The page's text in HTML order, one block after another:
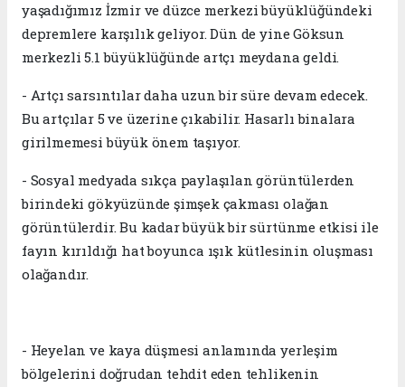
yaşadığımız İzmir ve düzce merkezi büyüklüğündeki
depremlere karşılık geliyor. Dün de yine Göksun
merkezli 5.1 büyüklüğünde artçı meydana geldi.
- Artçı sarsıntılar daha uzun bir süre devam edecek.
Bu artçılar 5 ve üzerine çıkabilir. Hasarlı binalara
girilmemesi büyük önem taşıyor.
- Sosyal medyada sıkça paylaşılan görüntülerden
birindeki gökyüzünde şimşek çakması olağan
görüntülerdir. Bu kadar büyük bir sürtünme etkisi ile
fayın kırıldığı hat boyunca ışık kütlesinin oluşması
olağandır.
- Heyelan ve kaya düşmesi anlamında yerleşim
bölgelerini doğrudan tehdit eden tehlikenin